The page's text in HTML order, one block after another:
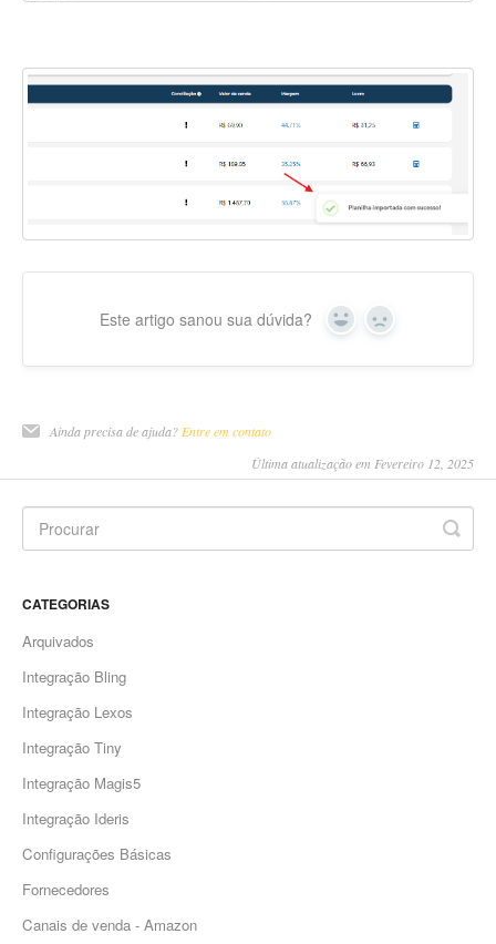
Este artigo sanou sua dúvida? Yes No
Ainda precisa de ajuda?Entre em contato
Última atualização em Fevereiro 12, 2025
CATEGORIAS
Arquivados
Integração Bling
Integração Lexos
Integração Tiny
Integração Magis5
Integração Ideris
Configurações Básicas
Fornecedores
Canais de venda - Amazon